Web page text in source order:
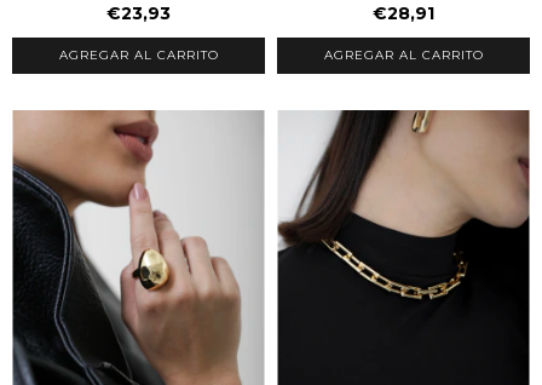
€23,93
AGREGAR AL CARRITO
€28,91
AGREGAR AL CARRITO